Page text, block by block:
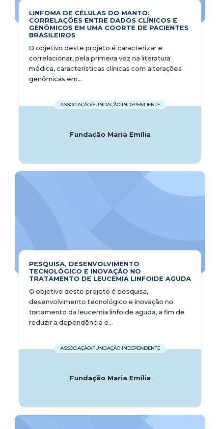
LINFOMA DE CÉLULAS DO MANTO:
CORRELAÇÕES ENTRE DADOS CLÍNICOS E
GENÔMICOS EM UMA COORTE DE PACIENTES
BRASILEIROS
O objetivo deste projeto é caracterizar e
correlacionar, pela primeira vez na literatura
médica, características clínicas com alterações
genômicas em...
ASSOCIAÇÃO/FUNDAÇÃO INDEPENDENTE
Fundação Maria Emília
PESQUISA, DESENVOLVIMENTO
TECNOLÓGICO E INOVAÇÃO NO
TRATAMENTO DE LEUCEMIA LINFOIDE AGUDA
O objetivo deste projeto é pesquisa,
desenvolvimento tecnológico e inovação no
tratamento da leucemia linfoide aguda, a fim de
reduzir a dependência e...
ASSOCIAÇÃO/FUNDAÇÃO INDEPENDENTE
Fundação Maria Emília